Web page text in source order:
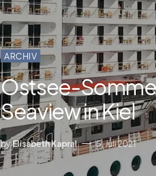
ARCHIV
Ostsee-
Seaview in Kiel
byElisabeth Kapral 5. Juli 2021